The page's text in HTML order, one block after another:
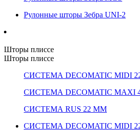
Рулонные шторы Зебра UNI-2
Шторы плиссе
Шторы плиссе
СИСТЕМА DECOMATIC MIDI
СИСТЕМА DECOMATIC MAXI
СИСТЕМА RUS 22 ММ
СИСТЕМА DECOMATIC MIDI